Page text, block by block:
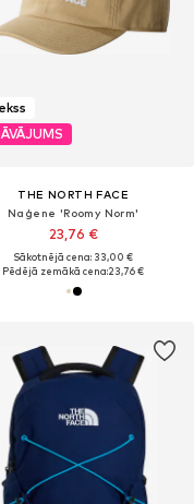
THE NORTH FACE
Naģene 'Roomy Norm'
23,76 €
Sākotnējā cena: 33,00 €
Pēdējā zemākā cena:23,76 €